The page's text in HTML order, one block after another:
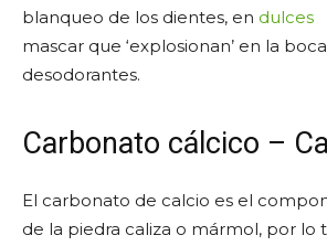
blanqueo de los dientes, en dulces
mascar que ‘explosionan’ en la
desodorantes.
Carbonato cálcico –
El carbonato de calcio es el
de la piedra caliza o mármol, por lo